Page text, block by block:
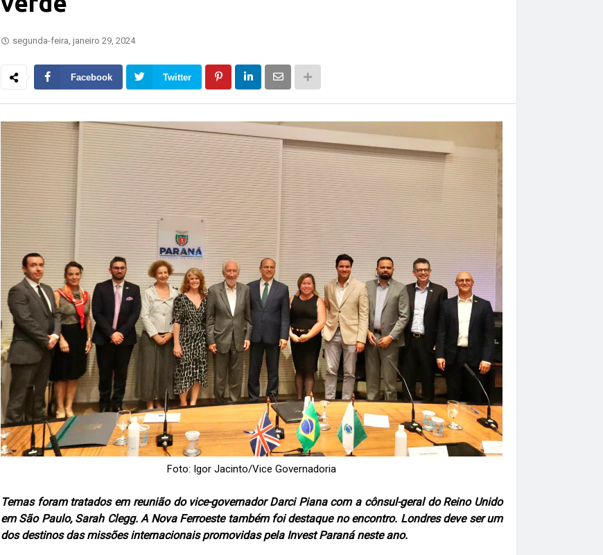
segunda-feira, janeiro 29, 2024
Facebook Twitter
Foto: Igor Jacinto/Vice Governadoria
Temas foram tratados em reunião do vice-governador Darci Piana com a cônsul-geral do Reino Unido
em São Paulo, Sarah Clegg. A Nova Ferroeste também foi destaque no encontro. Londres deve ser um
dos destinos das missões internacionais promovidas pela Invest Paraná neste ano.